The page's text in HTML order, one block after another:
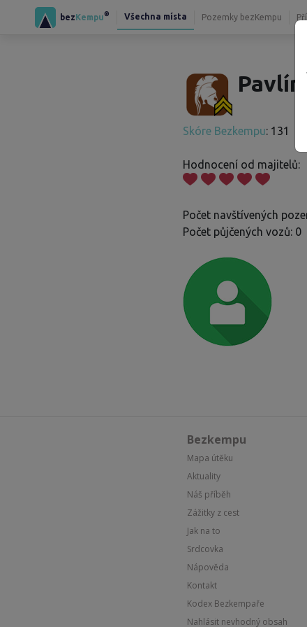
bezKempu® Všechna místa Pozemky bezKempu
Skóre Bezkempu: 131
Hodnocení od majitelů:
Počet navštívených
Počet půjčených vozů: 0
Bezkempu
Mapa útěku
Aktuality
Náš příběh
Zážitky z cest
Jak na to
Srdcovka
Nápověda
Kontakt
Kodex Bezkempaře
Nahlásit nevhodný obsah